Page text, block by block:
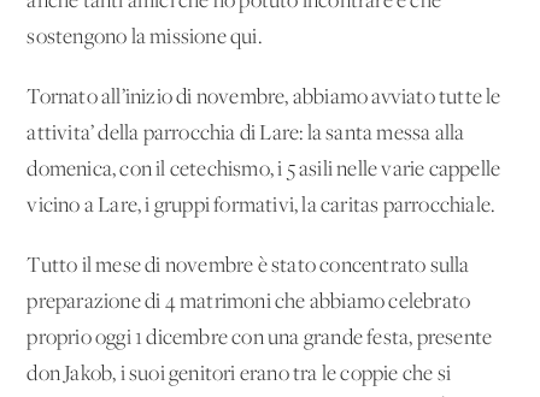
sostengono la missione qui.
Tornato all’inizio di novembre, abbiamo avviato tutte le
attivita’ della parrocchia di Lare: la santa messa alla
domenica, con il cetechismo, i 5 asili nelle varie cappelle
vicino a Lare, i gruppi formativi, la caritas parrocchiale.
Tutto il mese di novembre è stato concentrato sulla
preparazione di 4 matrimoni che abbiamo celebrato
proprio oggi 1 dicembre con una grande festa, presente
don Jakob, i suoi genitori erano tra le coppie che si